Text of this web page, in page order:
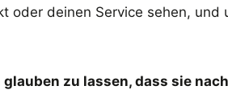
oder deinen Service sehen, und
zu lassen, dass sie